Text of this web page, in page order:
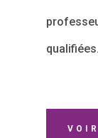
qualifiées.